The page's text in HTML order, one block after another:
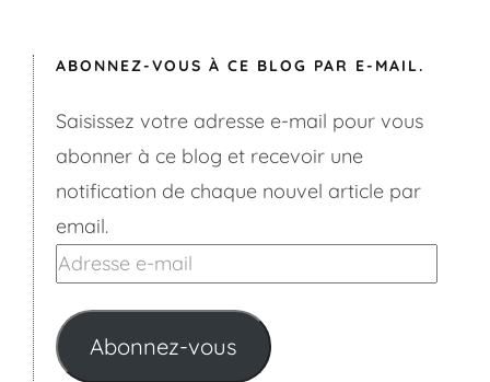
ABONNEZ-VOUS À CE BLOG PAR E-MAIL.
Saisissez votre adresse e-mail pour vous
abonner à ce blog et recevoir une
notification de chaque nouvel article par
email.
Adresse
mail
Abonnez-vous